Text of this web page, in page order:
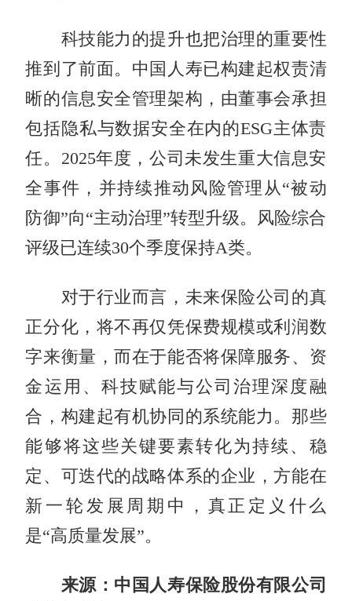
科技能力的提升也把治理的重要性
推到了前面。中国人寿已构建起权责清
晰的信息安全管理架构，由董事会承担
包括隐私与数据安全在内的ESG主体责
任。2025年度，公司未发生重大信息安
全事件，并持续推动风险管理从“被动
防御”向“主动治理”转型升级。风险综合
评级已连续30个季度保持A类。
对于行业而言，未来保险公司的真
正分化，将不再仅凭保费规模或利润数
字来衡量，而在于能否将保障服务、资
金运用、科技赋能与公司治理深度融
合，构建起有机协同的系统能力。那些
能够将这些关键要素转化为持续、稳
定、可迭代的战略体系的企业，方能在
新一轮发展周期中，真正定义什么
是“高质量发展”。
来源：中国人寿保险股份有限公司